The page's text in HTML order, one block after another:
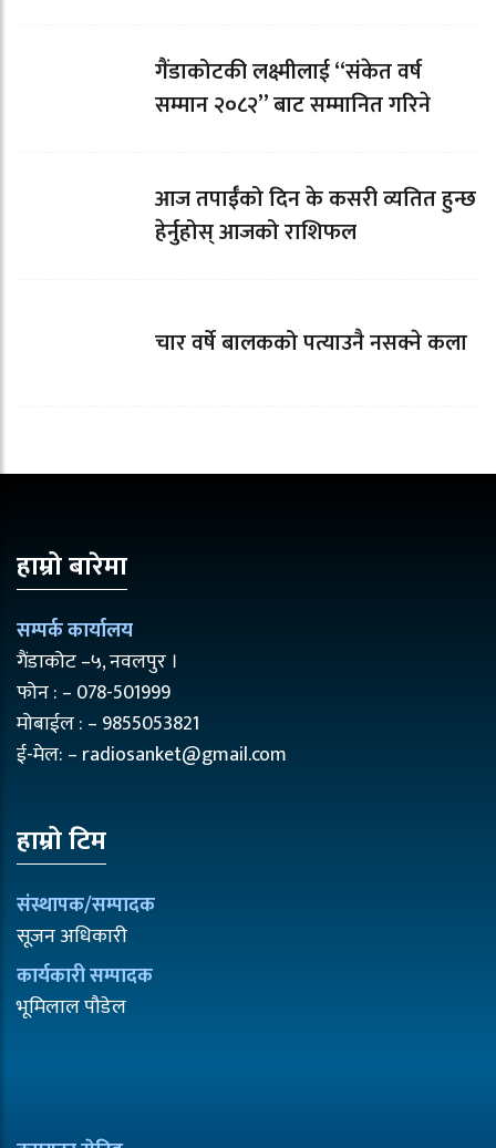
गैंडाकोटकी लक्ष्मीलाई “संकेत वर्ष
सम्मान २०८२” बाट सम्मानित गरिने
आज तपाईँको दिन के कसरी व्यतित हुन्छ
हेर्नुहोस् आजको राशिफल
चार वर्षे बालकको पत्याउनै नसक्ने कला
हाम्रो बारेमा
सम्पर्क कार्यालय
गैंडाकोट –५, नवलपुर ।
फोन : – 078-501999
मोबाईल : – 9855053821
ई-मेल: – radiosanket@gmail.com
हाम्रो टिम
संस्थापक/सम्पादक
सूजन अधिकारी
कार्यकारी सम्पादक
भूमिलाल पौडेल